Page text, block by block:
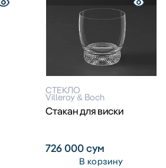
СТЕКЛО
Villeroy & Boch
Стакан для виски
726 000сум
В корзину